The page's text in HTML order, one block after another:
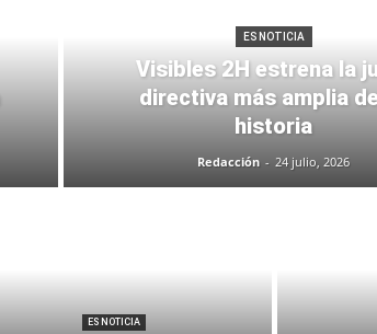
Semana
ES NOTICIA
Visibles 2H estrena la
directiva más amplia
historia
Redacción - 24 julio, 2026
ES NOTICIA